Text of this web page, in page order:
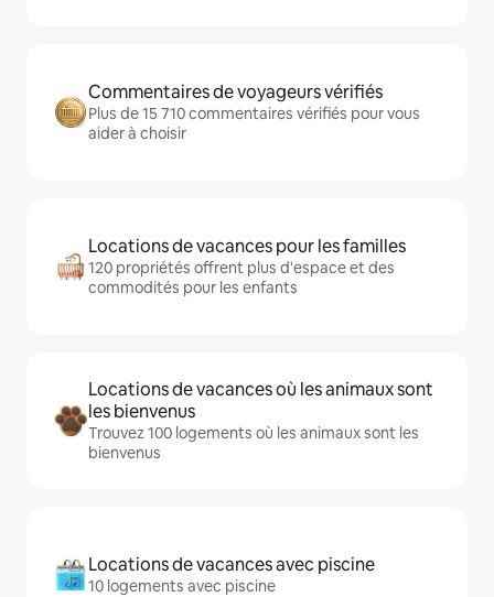
Commentaires de voyageurs vérifiés
Plus de 15 710 commentaires vérifiés pour vous
aider à choisir
Locations de vacances pour les familles
120 propriétés offrent plus d'espace et des
commodités pour les enfants
Locations de vacances où les animaux sont
les bienvenus
Trouvez 100 logements où les animaux sont les
bienvenus
Locations de vacances avec piscine
10 logements avec piscine